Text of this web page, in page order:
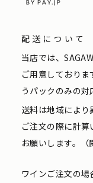
配送について
当店では、
ご用意しており
うパックのみの対
送料は地域により
ご注文の際に計
お願いします。（
ワインご注文の